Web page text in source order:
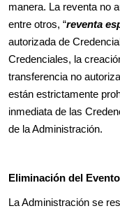
manera. La reventa no
entre otros, “reventa
autorizada de
Credenciales, la
transferencia no
están estrictamente
inmediata de las
de la Administración.
Eliminación del Evento
La Administración se